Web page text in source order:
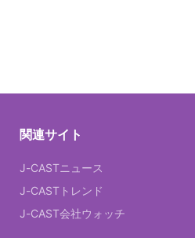
関連サイト
J-CASTニュース
J-CASTトレンド
J-CAST会社ウォッチ